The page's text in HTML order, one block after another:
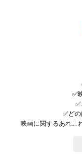
✅
✅ど
映画に関するあれこ